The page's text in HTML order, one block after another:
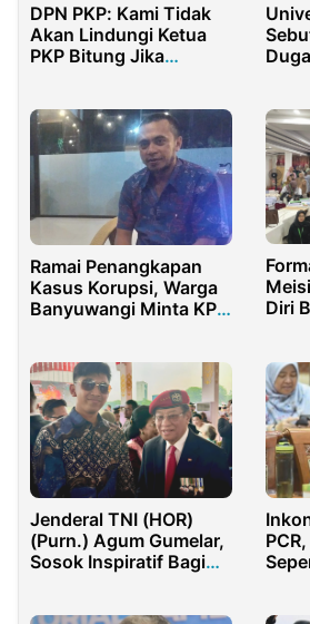
DPN PKP: Kami Tidak
Akan Lindungi Ketua
PKP Bitung Jika
Ramai Penangkapan
Kasus Korupsi, Warga
Banyuwangi Minta KPK
Glenmore
Diri
Jenderal TNI (HOR)
(Purn.) Agum Gumelar,
Sosok Inspiratif Bagi